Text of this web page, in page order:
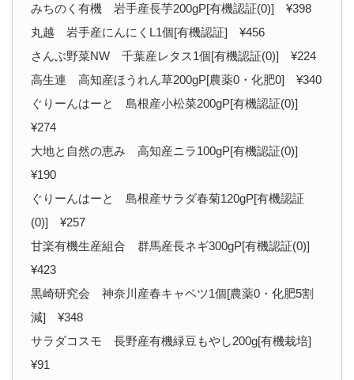
みちのく有機 岩手産長芋200gP[有機認証(0)] ¥398
丸越 岩手産にんにくL1個[有機認証] ¥456
さんぶ野菜NW 千葉産レタス1個[有機認証(0)] ¥224
高生連 高知産ほうれん草200gP[農薬0・化肥0] ¥340
ぐりーんはーと 島根産小松菜200gP[有機認証(0)]
¥274
大地と自然の恵み 高知産ニラ100gP[有機認証(0)]
¥190
ぐりーんはーと 島根産サラダ春菊120gP[有機認証
(0)] ¥257
甘楽有機生産組合 群馬産長ネギ300gP[有機認証(0)]
¥423
黒崎研究会 神奈川産春キャベツ1個[農薬0・化肥5割
減] ¥348
サラダコスモ 長野産有機緑豆もやし200g[有機栽培]
¥91